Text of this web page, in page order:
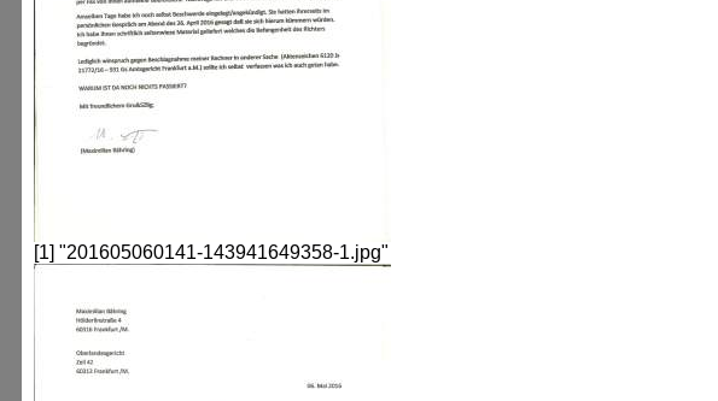
[1] "201605060141-143941649358-1.jpg"